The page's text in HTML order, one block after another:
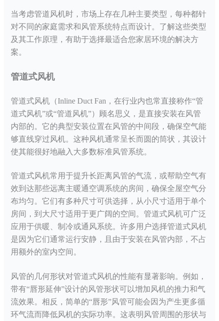
当考虑管道风机时，市场上存在几种主要类型，每种都针
对不同的家庭需求和风管系统特点而设计。了解这些类型
及其工作原理，有助于选择最适合您家居环境的解决方
案。
管道式风机
管道式风机（Inline Duct Fan，在行业内也常直接称作“管
道式风机”或“管道风机”）顾名思义，是直接安装在风管
内部的。它的典型安装位置在风管的中间段，确保空气能
够直线穿过风机。这种风机通常呈长而圆的筒状，其设计
使其能很好地融入大多数标准风管系统。
管道式风机常用于提升长距离风管的气流，或帮助空气有
效到达那些远离主暖通空调系统的房间，确保全屋空气分
布均匀。它们有多种尺寸可供选择，从小尺寸适用于单个
房间，到大尺寸适用于更广阔的空间。管道式风机可广泛
应用于供暖、制冷或通风系统。许多用户选择管道式风机
是因为它们通常运行安静，且由于安装在风管内部，不占
用额外的室内空间。
风管的几何形状对管道式风机的性能有显著影响。例如，
带有“唇形延伸”设计的风管形状可以增加风机的推力和气
流效果。相反，简单的“唇形”风管可能会因为产生更多循
环气流而降低风机的实际功率。这表明风管周围的形状与